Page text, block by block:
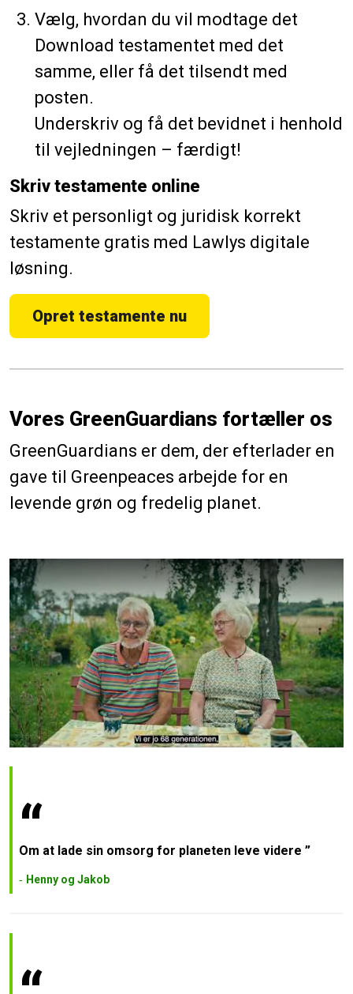
Vælg, hvordan du vil modtage det
Download testamentet med det
samme, eller få det tilsendt med
posten.
Underskriv og få det bevidnet i henhold
til vejledningen – færdigt!
Skriv testamente online
Skriv et personligt og juridisk korrekt
testamente gratis med Lawlys digitale
løsning.
Opret testamente nu
Vores GreenGuardians fortæller os
GreenGuardians er dem, der efterlader en
gave til Greenpeaces arbejde for en
levende grøn og fredelig planet.
Om at lade sin omsorg for planeten leve videre
Henny og Jakob